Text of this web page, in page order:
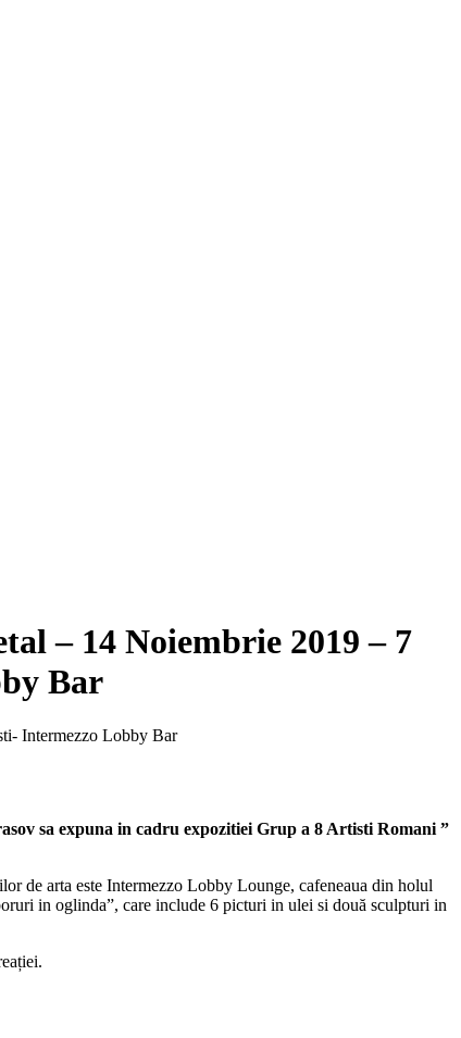
– 14 Noiembrie 2019 – 7
Bar
sa expuna in cadru expozitiei Grup a 8 Artisti Romani ”
de arta este Intermezzo Lobby Lounge, cafeneaua din holul
in oglinda”, care include 6 picturi in ulei si două sculpturi in